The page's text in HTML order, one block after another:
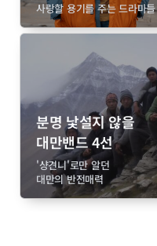
사랑할 용기를 주는 드라마들
분명 낯설지 않을
대만밴드 4선
'샹견니'로만 알던
대만의 반전매력